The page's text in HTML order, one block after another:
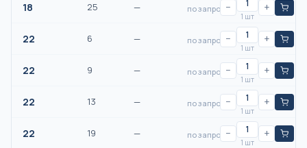
18 25 — по запросу−
1 шт
+
22 6 — по запросу−
1 шт
+
22 9 — по запросу−
1 шт
+
22 13 — по запросу−
1 шт
+
22 19 — по запросу−
1 шт
+